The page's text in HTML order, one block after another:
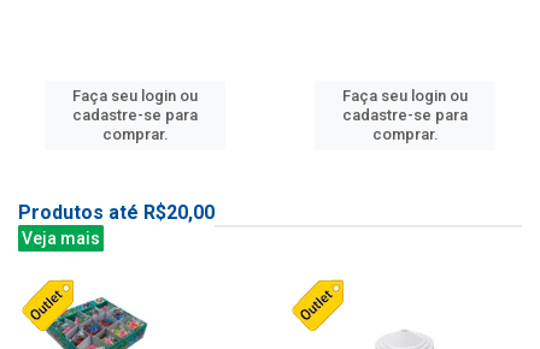
Faça seu login ou
cadastre-se para
comprar.
Faça seu login ou
cadastre-se para
comprar.
Produtos até R$20,00
Veja mais